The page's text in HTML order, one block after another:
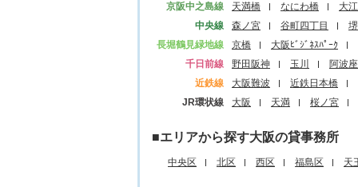
京阪中之島線
天満橋 なにわ橋
大
中央線
森ノ宮 谷町四丁目
長堀鶴見緑地線
京橋
大阪ﾋﾞｼﾞﾈｽﾊﾟｰｸ
千日前線
野田阪神 玉川
阿波座
近鉄線
大阪難波
近鉄日本橋
JR環状線
大阪 天満 桜ノ宮
■エリアから探す大阪の貸事務所
中央区 北区 西区 福島区 天